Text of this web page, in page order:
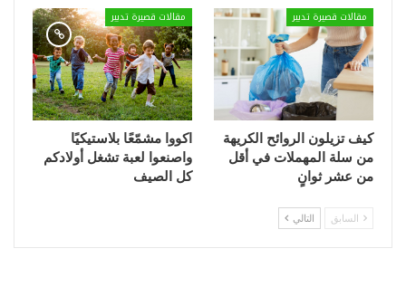
مقالات قصيرة تدبير
كيف تزيلون الروائح الكريهة
من سلة المهملات في أقل
من عشر ثوانٍ
مقالات قصيرة تدبير
اكووا مشمّعًا بلاستيكيًا
واصنعوا لعبة تشغل أولادكم
كل الصيف
السابق التالي